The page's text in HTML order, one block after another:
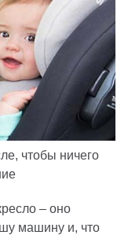
чтобы ничего
– оно
машину и, что